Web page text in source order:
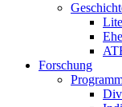
Forschung